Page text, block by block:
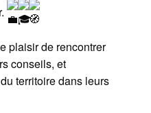
plaisir de rencontrer
conseils, et
territoire dans leurs